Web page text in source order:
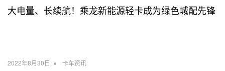
大电量、长续航！乘龙新能源轻卡成为绿色城配先锋
2022年8月30日 • 卡车资讯